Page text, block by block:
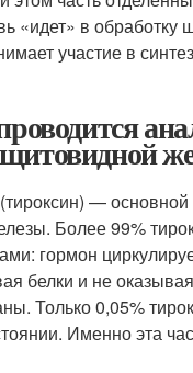
«идет» в обработку
участие в
— основной
Более 99%
гормон
белки и не
Только 0,05%
Именно эта